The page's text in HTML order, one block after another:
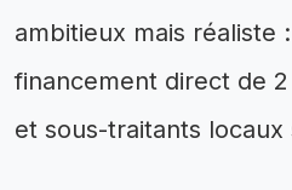
ambitieux mais réaliste
financement direct de
et sous-traitants locaux